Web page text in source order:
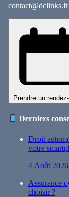
contact@dclinks.fr
Prendre un
Derniers
Droit
votre
4 Août 2026
Assurance
choisir ?